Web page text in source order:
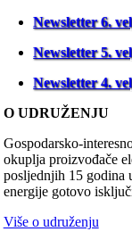
Newsletter 6.
Newsletter 5.
Newsletter 4.
O UDRUŽENJU
Gospodarsko-
okuplja proizvođače
posljednjih 15 godina
energije gotovo
Više o udruženju